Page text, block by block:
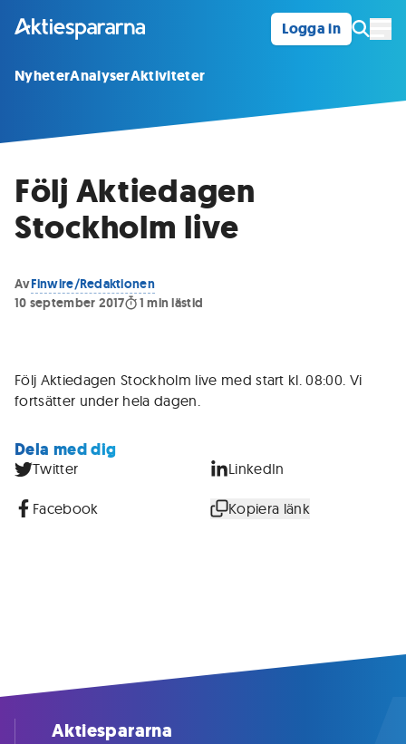
Logga in
NyheterAnalyserAktiviteter
Följ Aktiedagen
Stockholm live
AvFinwire/Redaktionen
10 september 2017
1 min lästid
Följ Aktiedagen Stockholm live med start kl. 08:00. Vi
fortsätter under hela dagen.
Dela med dig
Twitter LinkedIn
Facebook Kopiera länk
Aktiespararna